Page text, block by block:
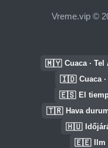
Vreme.vip ©
🇲🇾 Cuaca ·
🇮🇩 Cuaca
🇪🇸 El
🇹🇷 Hava
🇭🇺
🇪🇪